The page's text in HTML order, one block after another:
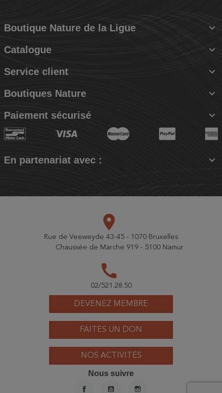
Boutique Nature de la Ligue 
Catalogue 
Service client 
Boutiques Nature 
Paiement sécurisé 
En partenariat avec : 
DEVENEZ MEMBRE
FAITES UN DON
NOS ACTIVITÉS
place
Rue de Veeweyde 43-45 - 1070 Bruxelles
Chaussée de Marche 919 - 5100 Namur
call
02/521.28.50
Nous suivre